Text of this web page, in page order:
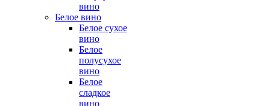
вино
Белое вино
Белое сухое
вино
Белое
полусухое
вино
Белое
сладкое
вино